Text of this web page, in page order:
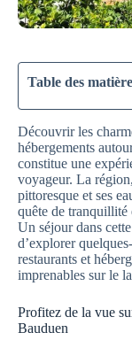
Table des
Découvrir les
hébergements
constitue une
voyageur. La
pittoresque et ses
quête de tranquillité
Un séjour dans
d’explorer
restaurants et
imprenables sur le
Profitez de la vue
Bauduen